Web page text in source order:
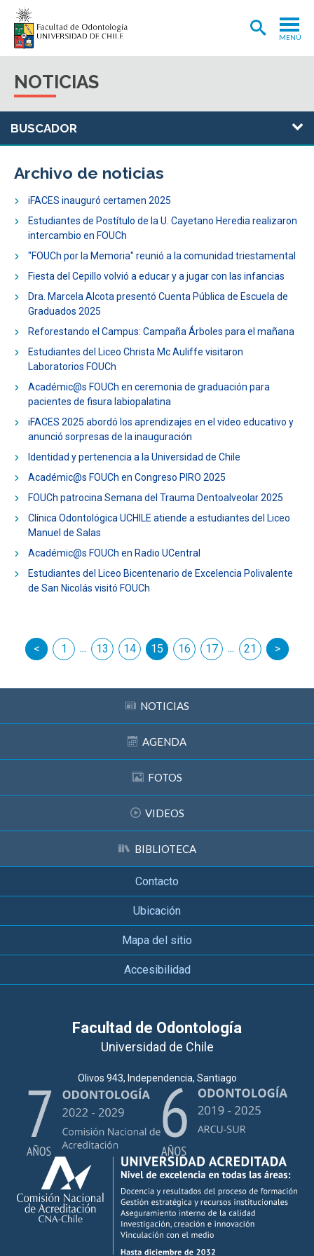
MENÚ
EXTENSIÓN
CLÍNICA ODONTOLÓGICA
FACULTAD
FUNCIONARIOS EGRESADOS
NOTICIAS
Archivo de noticias
iFACES inauguró certamen 2025
Estudiantes de Postítulo de la U. Cayetano Heredia realizaron
intercambio en FOUCh
"FOUCh por la Memoria" reunió a la comunidad triestamental
Fiesta del Cepillo volvió a educar y a jugar con las infancias
Dra. Marcela Alcota presentó Cuenta Pública de Escuela de
Graduados 2025
Reforestando el Campus: Campaña Árboles para el mañana
Estudiantes del Liceo Christa Mc Auliffe visitaron
Laboratorios FOUCh
Académic@s FOUCh en ceremonia de graduación para
pacientes de fisura labiopalatina
iFACES 2025 abordó los aprendizajes en el video educativo y
anunció sorpresas de la inauguración
Identidad y pertenencia a la Universidad de Chile
Académic@s FOUCh en Congreso PIRO 2025
FOUCh patrocina Semana del Trauma Dentoalveolar 2025
Clínica Odontológica UCHILE atiende a estudiantes del Liceo
Manuel de Salas
Académic@s FOUCh en Radio UCentral
Estudiantes del Liceo Bicentenario de Excelencia Polivalente
de San Nicolás visitó FOUCh
1 ... 13 14 15 16 17 ... 21
siguiente
NOTICIAS
AGENDA
FOTOS
VIDEOS
BIBLIOTECA
Contacto
Ubicación
Mapa del sitio
Accesibilidad
Facultad de Odontología
Universidad de Chile
Olivos 943, Independencia, Santiago